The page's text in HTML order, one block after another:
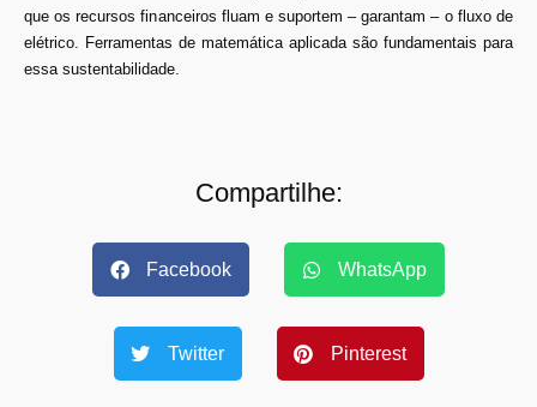
que os recursos financeiros fluam e suportem – garantam – o fluxo de
elétrico. Ferramentas de matemática aplicada são fundamentais para
essa sustentabilidade.
Compartilhe:
Facebook WhatsApp
Twitter Pinterest